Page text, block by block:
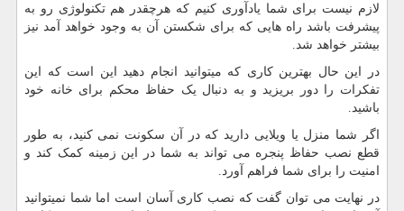
لازم نیست برای شما یادآوری کنیم که هرچقدر هم تکنولوژی رو به
پیشرفت باشد راه هایی که برای شکستن آن به وجود خواهد آمد نیز
بیشتر خواهد شد.
در این حال بهترین کاری که میتوانید انجام دهید این است که این
تفکرات را دور بریزید و به دنبال یک حفاظ محکم برای خانه خود
باشید.
اگر شما منزل یا ویلایی دارید که در آن سکونت نمی کنید، به طور
قطع نصب حفاظ پنجره می تواند به شما در این زمینه کمک کند و
امنیت را برای شما فراهم آورد.
در نهایت می توان گفت که نصب کاری آسان است اما شما نمیتوانید